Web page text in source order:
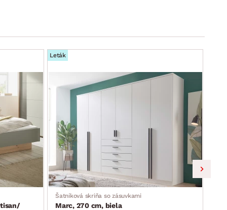
Leták
Šatníková skriňa so zásuvkami
Marc, 270 cm, biela